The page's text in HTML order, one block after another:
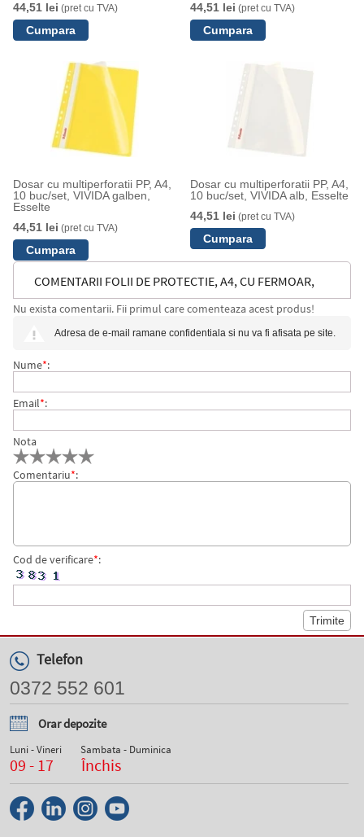
44,51 lei (pret cu TVA)
44,51 lei (pret cu TVA)
Dosar cu multiperforatii PP, A4,
10 buc/set, VIVIDA galben,
Esselte
44,51 lei (pret cu TVA)
Dosar cu multiperforatii PP, A4,
10 buc/set, VIVIDA alb, Esselte
44,51 lei (pret cu TVA)
COMENTARII FOLII DE PROTECTIE, A4, CU FERMOAR,
CRISTAL, 200 MICRONI, 5 BUC/SET, ESSELTE
Nu exista comentarii. Fii primul care comenteaza acest produs!
Adresa de e-mail ramane confidentiala si nu va fi afisata pe site.
Nume*:
Email*:
Nota
Comentariu*:
Cod de verificare*:
Telefon
0372 552 601
Orar depozite
Luni - Vineri
09 - 17
Sambata - Duminica
Închis